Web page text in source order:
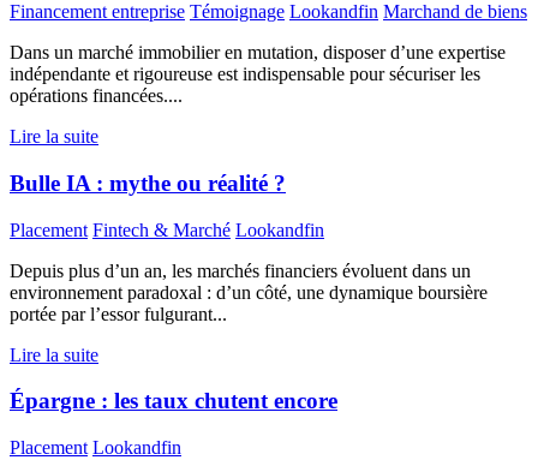
Financement entreprise Témoignage Lookandfin Marchand de biens
Dans un marché immobilier en mutation, disposer d’une expertise
indépendante et rigoureuse est indispensable pour sécuriser les
opérations financées....
Lire la suite
Bulle IA : mythe ou réalité ?
Placement Fintech & Marché Lookandfin
Depuis plus d’un an, les marchés financiers évoluent dans un
environnement paradoxal : d’un côté, une dynamique boursière
portée par l’essor fulgurant...
Lire la suite
Épargne : les taux chutent encore
Placement Lookandfin